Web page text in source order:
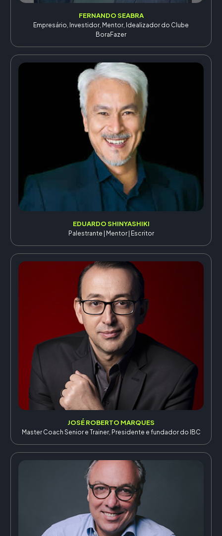
FERNANDO SEABRA
Empresário, Investidor, Mentor, Idealizador do Clube
BoraFazer
EDUARDO SHINYASHIKI
Palestrante | Mentor | Escritor
JOSÉ ROBERTO MARQUES
Master Coach Senior e Trainer, Presidente e fundador do IBC